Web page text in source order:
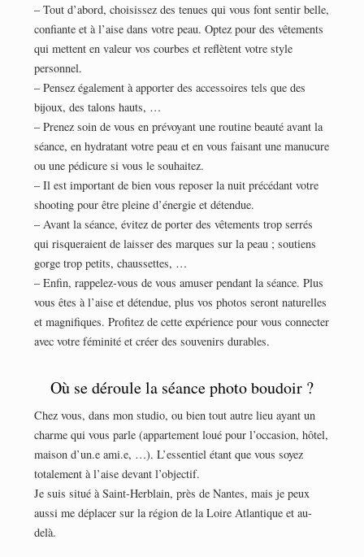
– Tout d’abord, choisissez des tenues qui vous font sentir belle,
confiante et à l’aise dans votre peau. Optez pour des vêtements
qui mettent en valeur vos courbes et reflètent votre style
personnel.
– Pensez également à apporter des accessoires tels que des
bijoux, des talons hauts, …
– Prenez soin de vous en prévoyant une routine beauté avant la
séance, en hydratant votre peau et en vous faisant une manucure
ou une pédicure si vous le souhaitez.
– Il est important de bien vous reposer la nuit précédant votre
shooting pour être pleine d’énergie et détendue.
– Avant la séance, évitez de porter des vêtements trop serrés
qui risqueraient de laisser des marques sur la peau ; soutiens
gorge trop petits, chaussettes, …
– Enfin, rappelez-vous de vous amuser pendant la séance. Plus
vous êtes à l’aise et détendue, plus vos photos seront naturelles
et magnifiques. Profitez de cette expérience pour vous connecter
avec votre féminité et créer des souvenirs durables.
Où se déroule la séance photo boudoir ?
Chez vous, dans mon studio, ou bien tout autre lieu ayant un
charme qui vous parle (appartement loué pour l’occasion, hôtel,
maison d’un.e ami.e, …). L’essentiel étant que vous soyez
totalement à l’aise devant l’objectif.
Je suis situé à Saint-Herblain, près de Nantes, mais je peux
aussi me déplacer sur la région de la Loire Atlantique et au-
delà.